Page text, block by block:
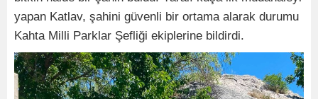
yapan Katlav, şahini güvenli bir ortama alarak durumu
Kahta Milli Parklar Şefliği ekiplerine bildirdi.